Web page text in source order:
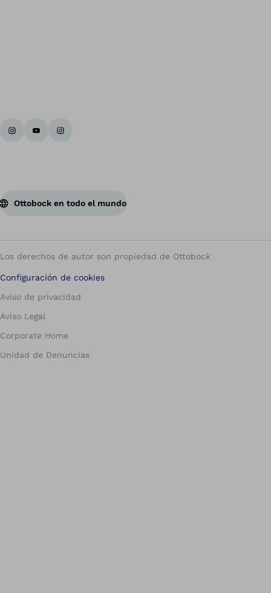
Ottobock en todo el mundo
Los derechos de autor son propiedad de Ottobock
Configuración de cookies
Aviso de privacidad
Aviso Legal
Corporate Home
Unidad de Denuncias